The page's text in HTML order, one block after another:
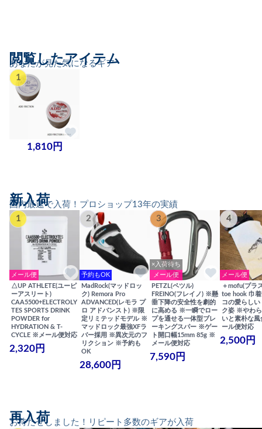
あなたが見た気になるギア
閲覧したアイテム
1
1,810円
国内最速で入荷！プロショップ13年の実績
新入荷
1
メール便
△UP ATHLETE(ユーピ
ーアスリート)
CAA5500+ELECTROLY
TES SPORTS DRINK
POWDER for
HYDRATION & T-
CYCLE ※メール便対応
2,320円
2
予約もOK
MadRock(マッドロッ
ク) Remora Pro
ADVANCED(レモラ プ
ロ アドバンスト) ※限
定リミテッドモデル ※
マッドロック最強XFラ
バー採用 ※異次元のフ
リクション ※予約も
OK
28,600円
3
×入荷待ち
メール便
PETZL(ペツル)
FREINO(フレイノ) ※懸
垂下降の安全性を劇的
に高める ※一瞬でロー
プを通せる一体型ブレ
ーキングスパー ※ゲー
ト開口幅15mm 85g ※
メール便対応
7,590円
4
メール便
＋mofu(プラ
toe hook 巾
コの愛らしい
ク姿 ※やわ
いと素朴な
ール便対応
2,500円
お待たせしました！リピート多数のギアが入荷
再入荷